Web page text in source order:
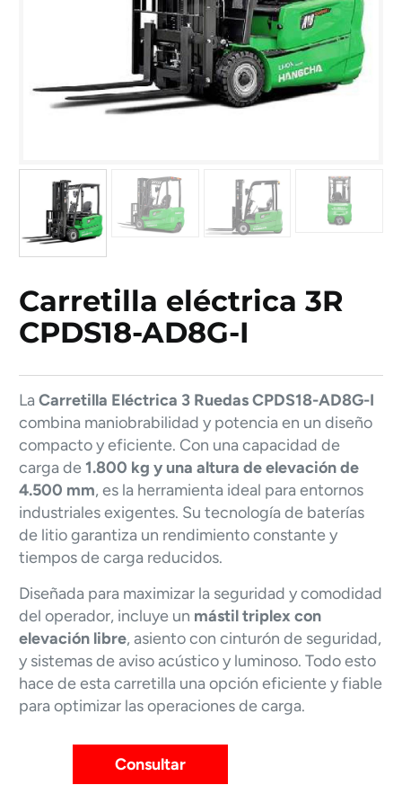
Carretilla eléctrica 3R
CPDS18-AD8G-I
LaCarretilla Eléctrica 3 Ruedas CPDS18-AD8G-I
combina maniobrabilidad y potencia en un diseño
compacto y eficiente. Con una capacidad de
carga de 1.800 kg y una altura de elevación de
4.500 mm, es la herramienta ideal para entornos
industriales exigentes. Su tecnología de baterías
de litio garantiza un rendimiento constante y
tiempos de carga reducidos.
Diseñada para maximizar la seguridad y comodidad
del operador, incluye un mástil triplex con
elevación libre, asiento con cinturón de seguridad,
y sistemas de aviso acústico y luminoso. Todo esto
hace de esta carretilla una opción eficiente y fiable
para optimizar las operaciones de carga.
Consultar